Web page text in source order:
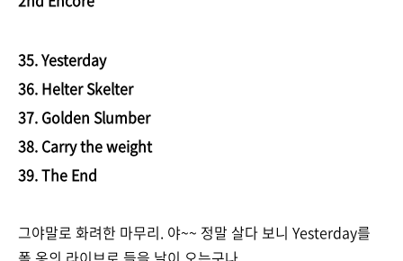
35. Yesterday
36. Helter Skelter
37. Golden Slumber
38. Carry the weight
39. The End
그야말로 화려한 마무리. 야~~ 정말 살다 보니 Yesterday를